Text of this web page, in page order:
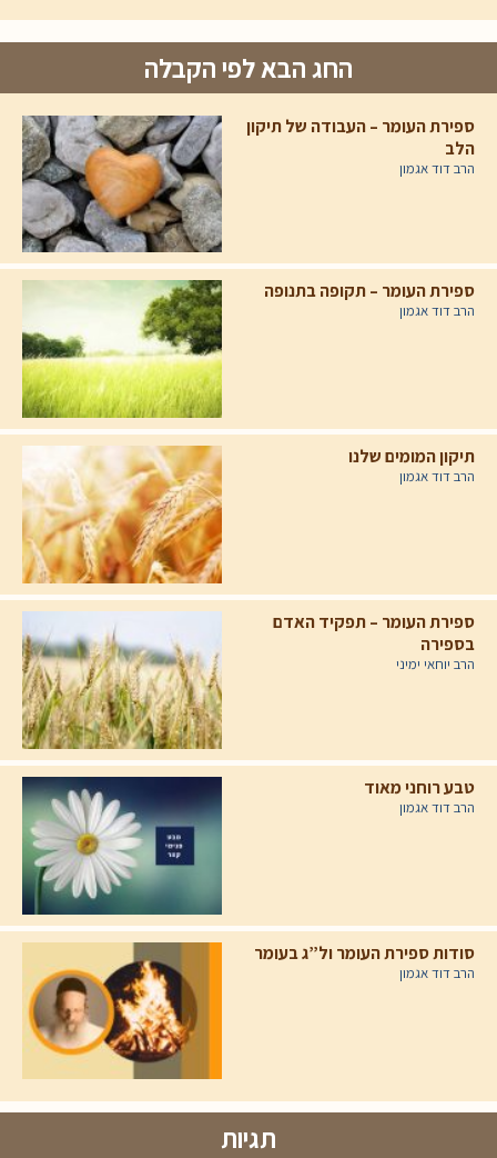
החג הבא לפי הקבלה
ספירת העומר – העבודה של תיקון
הלב
הרב דוד אגמון
ספירת העומר – תקופה בתנופה
הרב דוד אגמון
תיקון המומים שלנו
הרב דוד אגמון
ספירת העומר – תפקיד האדם
בספירה
הרב יוחאי ימיני
טבע רוחני מאוד
הרב דוד אגמון
סודות ספירת העומר ול”ג בעומר
הרב דוד אגמון
תגיות